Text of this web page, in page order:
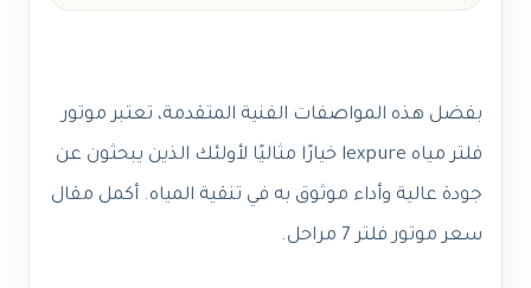
بفضل هذه المواصفات الفنية المتقدمة، تعتبر موتور
فلتر مياه lexpure خيارًا مثاليًا لأولئك الذين يبحثون عن
جودة عالية وأداء موثوق به في تنقية المياه. أكمل مقال
سعر موتور فلتر 7 مراحل.